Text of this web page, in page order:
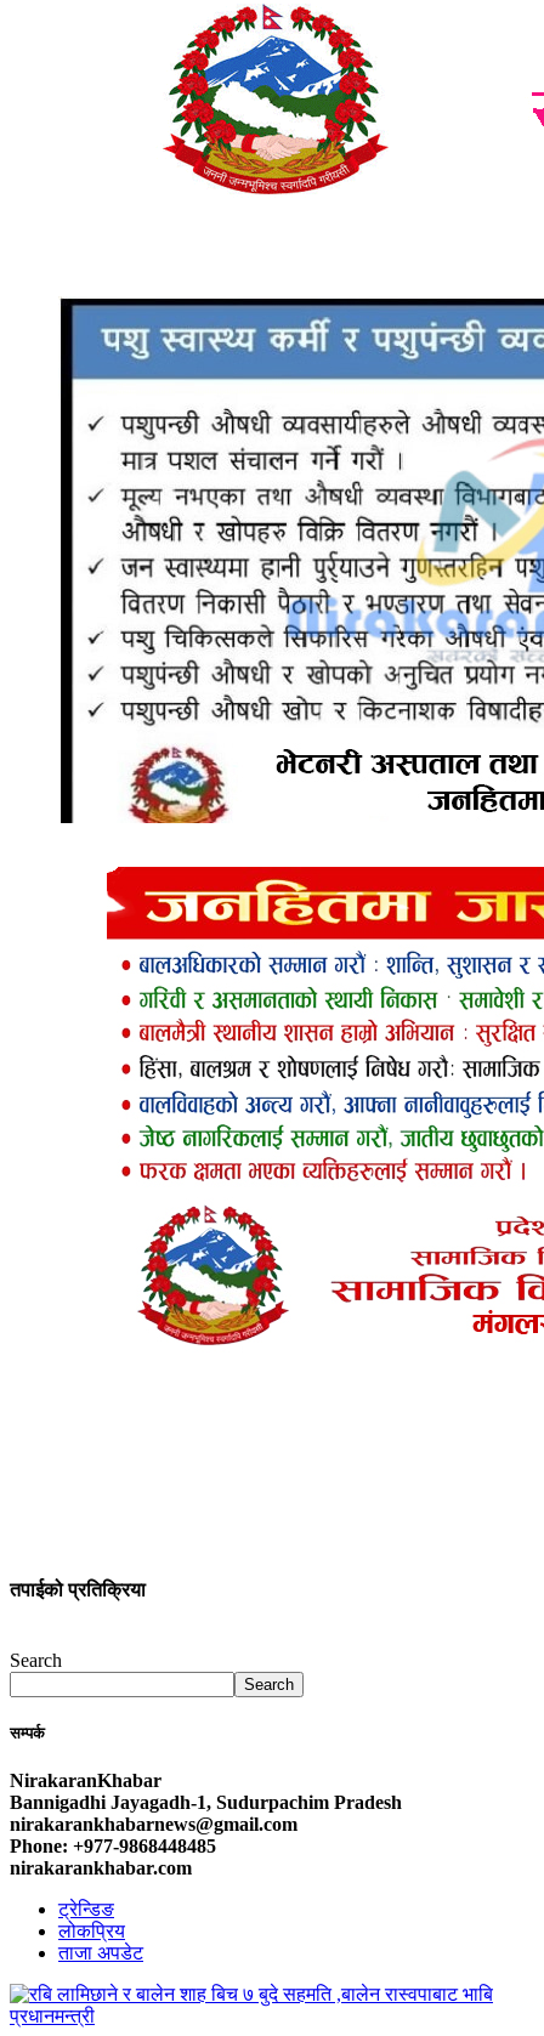
तपाईको प्रतिक्रिया
Search
Search
सम्पर्क
NirakaranKhabar
Bannigadhi Jayagadh-1, Sudurpachim Pradesh
nirakarankhabarnews@gmail.com
Phone: +977-9868448485
nirakarankhabar.com
ट्रेन्डिङ
लोकप्रिय
ताजा अपडेट